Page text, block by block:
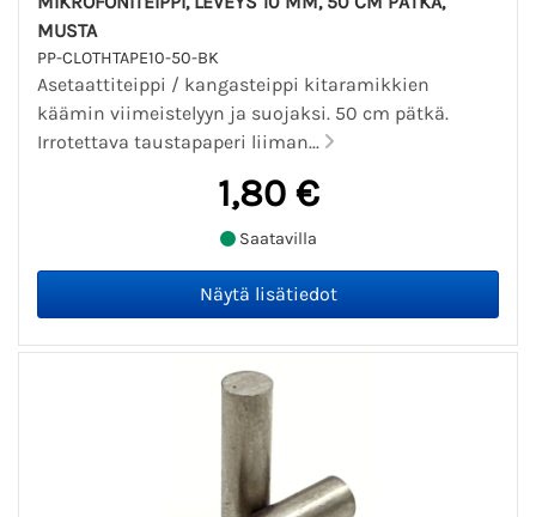
MUSTA
PP-CLOTHTAPE10-50-BK
Asetaattiteippi / kangasteippi kitaramikkien
käämin viimeistelyyn ja suojaksi. 50 cm pätkä.
Irrotettava taustapaperi liiman...
1,80 €
Saatavilla